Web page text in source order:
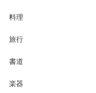
料理
旅行
書道
楽器